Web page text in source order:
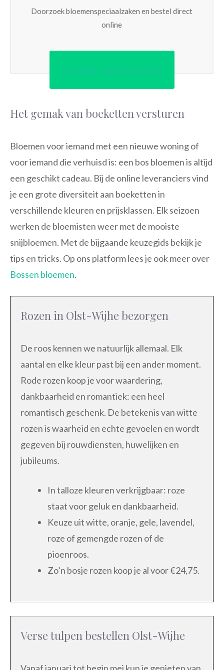
Doorzoek bloemenspeciaalzaken en bestel direct
online
Ga door met bestellen
Het gemak van boeketten versturen
Bloemen voor iemand met een nieuwe woning of
voor iemand die verhuisd is: een bos bloemen is altijd
een geschikt cadeau. Bij de online leveranciers vind
je een grote diversiteit aan boeketten in
verschillende kleuren en prijsklassen. Elk seizoen
werken de bloemisten weer met de mooiste
snijbloemen. Met de bijgaande keuzegids bekijk je
tips en tricks. Op ons platform lees je ook meer over
Bossen bloemen.
Rozen in Olst-Wijhe bezorgen
De roos kennen we natuurlijk allemaal. Elk
aantal en elke kleur past bij een ander moment.
Rode rozen koop je voor waardering,
dankbaarheid en romantiek: een heel
romantisch geschenk. De betekenis van witte
rozen is waarheid en echte gevoelen en wordt
gegeven bij rouwdiensten, huwelijken en
jubileums.
In talloze kleuren verkrijgbaar: roze
staat voor geluk en dankbaarheid.
Keuze uit witte, oranje, gele, lavendel,
roze of gemengde rozen of de
pioenroos.
Zo’n bosje rozen koop je al voor €24,75.
Verse tulpen bestellen Olst-Wijhe
Vanaf januari tot begin mei kun je genieten van